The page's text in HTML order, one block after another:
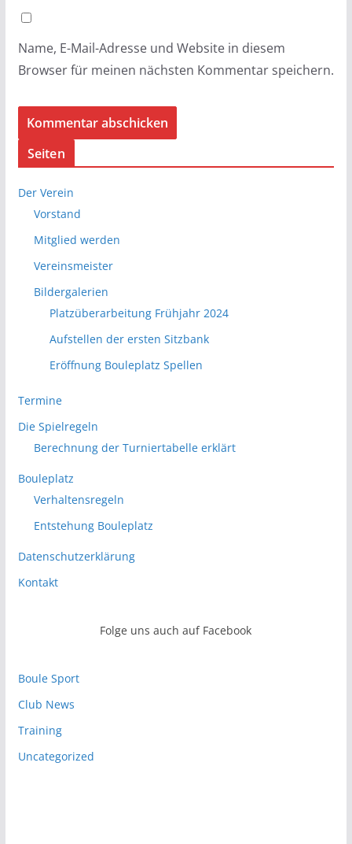
Name, E-Mail-Adresse und Website in diesem
Browser für meinen nächsten Kommentar speichern.
Seiten
Der Verein
Vorstand
Mitglied werden
Vereinsmeister
Bildergalerien
Platzüberarbeitung Frühjahr 2024
Aufstellen der ersten Sitzbank
Eröffnung Bouleplatz Spellen
Termine
Die Spielregeln
Berechnung der Turniertabelle erklärt
Bouleplatz
Verhaltensregeln
Entstehung Bouleplatz
Datenschutzerklärung
Kontakt
Folge uns auch auf Facebook
Boule Sport
Club News
Training
Uncategorized